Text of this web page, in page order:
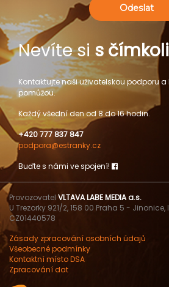
Odeslat
Nevíte si s
Kontaktujte naši uživatelskou podporu
pomůžou.
Každý všední den od 8 do 16 hodin.
+420 777 837 847
podpora@estranky.cz
Buďte s námi ve spojení!
Provozovatel VLTAVA LABE MEDIA a.s.
U Trezorky 921/2, 158 00 Praha 5 - Jinonice,
CZ01440578
Zásady zpracování osobních údajů
Všeobecné podmínky
Kontaktní místo DSA
Zpracování dat